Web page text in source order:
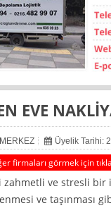
EVE
Üyelik Tarihi:
firmaları görmek için
zahmetli ve stresli
ve taşınması